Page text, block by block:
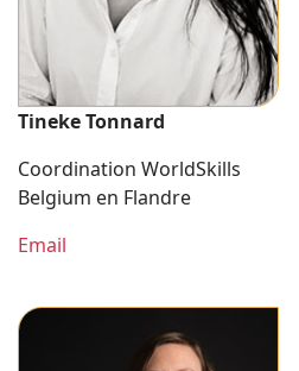
Tineke Tonnard
Coordination WorldSkills
Belgium en Flandre
Email